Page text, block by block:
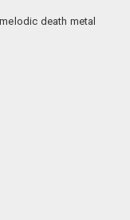
death metal